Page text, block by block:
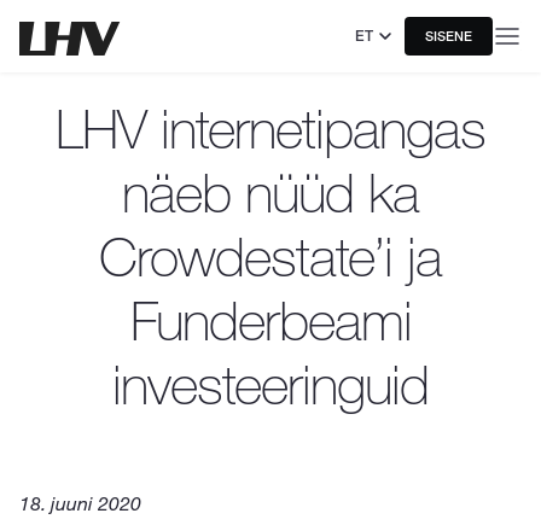
ET SISENE
LHV internetipangas
näeb nüüd ka
Crowdestate’i ja
Funderbeami
investeeringuid
18. juuni 2020